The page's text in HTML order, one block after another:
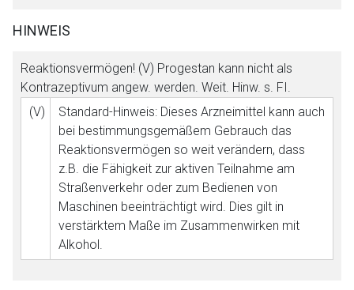
HINWEIS
Reaktionsvermögen! (V) Progestan kann nicht als
Kontrazeptivum angew. werden. Weit. Hinw. s. FI.
(V)
Standard-Hinweis: Dieses Arzneimittel kann auch
bei bestimmungsgemäßem Gebrauch das
Reaktionsvermögen so weit verändern, dass
z.B. die Fähigkeit zur aktiven Teilnahme am
Straßenverkehr oder zum Bedienen von
Maschinen beeinträchtigt wird. Dies gilt in
verstärktem Maße im Zusammenwirken mit
Alkohol.
Aufruf einer externen Seite